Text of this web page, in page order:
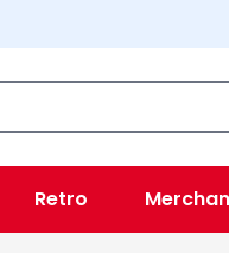
Retro